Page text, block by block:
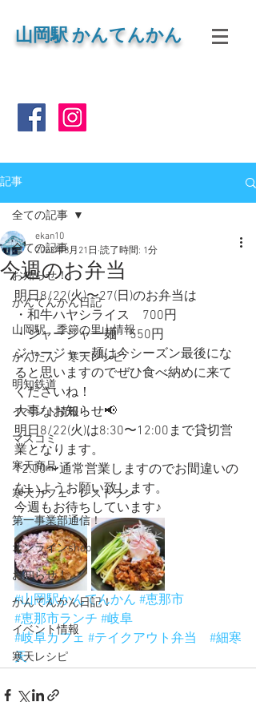
山岡駅 かんてんかん
記事
全ての記事
お知らせ！
かんてんかん日記
山岡駅 季節の里山情報
かんたん 寒天レシピ
明知鉄道
イベント情報！
マスコミ
寒天商品
寒天カフェ・レストラン
第一事業部通信！
オンラインshop
お知らせ！
かんてんかん日記！
イベント情報
寒天レシピ
全ての記事
今週のお弁当
ekan10
2023年8月21日 読了時間: 1分
明日8/22(火)〜27(日)のお弁当は
・和牛ハヤシライス　700円
・ジャージャー麺　550円
ジャージャー麺は今シーズン最後にな
ると思いますのでぜひ食べ納めに来て
くださいね！
大事なお知らせ📢
明日8/22(火)は8:30〜12:00まで貸切営
業となります。
12:00〜通常営業しますのでお間違いの
ないようお願い致します。
今週もお待ちしています♪
#山岡駅かんてんかん #恵那市
#恵那市ランチ #岐阜
#岐阜カフェ #テイクアウト弁当
#細寒
天